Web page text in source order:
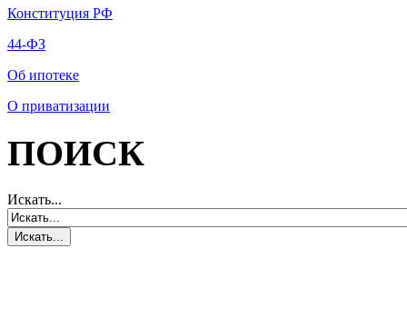
Конституция РФ
44-ФЗ
Об ипотеке
О приватизации
ПОИСК
Искать...